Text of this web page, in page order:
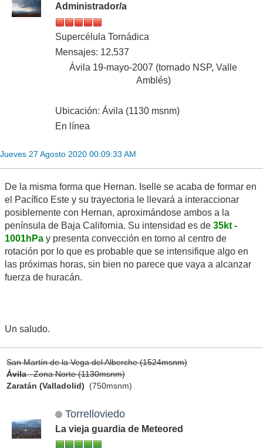
Administrador/a
Supercélula Tornádica
Mensajes: 12,537
Ávila 19-mayo-2007 (tornado NSP, Valle
Amblés)
Ubicación: Ávila (1130 msnm)
En línea
Jueves 27 Agosto 2020 00:09:33 AM
De la misma forma que Hernan. Iselle se acaba de formar en
el Pacífico Este y su trayectoria le llevará a interaccionar
posiblemente con Hernan, aproximándose ambos a la
península de Baja California. Su intensidad es de 35kt -
1001hPa y presenta convección en torno al centro de
rotación por lo que es probable que se intensifique algo en
las próximas horas, sin bien no parece que vaya a alcanzar
fuerza de huracán.
Un saludo.
San Martín de la Vega del Alberche (1524msnm)
Ávila. Zona Norte (1130msnm)
Zaratán (Valladolid) (750msnm)
Torrelloviedo
La vieja guardia de Meteored